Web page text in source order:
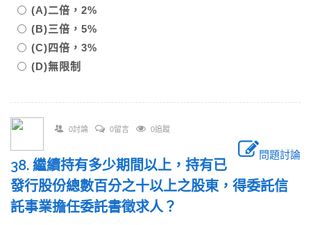
(A)二倍，2%
(B)三倍，5%
(C)四倍，3%
(D)無限制
0討論 0留言 0追蹤
問題討論
38. 繼續持有多少期間以上，持有已
發行股份總數百分之十以上之股東，得委託信
託事業擔任委託書徵求人？